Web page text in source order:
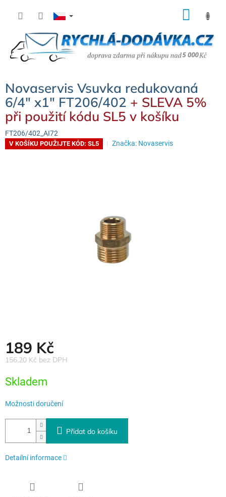
Novaservis Vsuvka redukovaná
6/4" x1" FT206/402 + SLEVA 5%
při použití kódu SL5 v košíku
FT206/402_AI72
V KOŠÍKU POUŽIJTE KÓD: SL5 Značka: Novaservis
189 Kč
156,20 Kč bez DPH
cena:
Skladem
Možnosti doručení
Přidat do košíku
Detailní informace